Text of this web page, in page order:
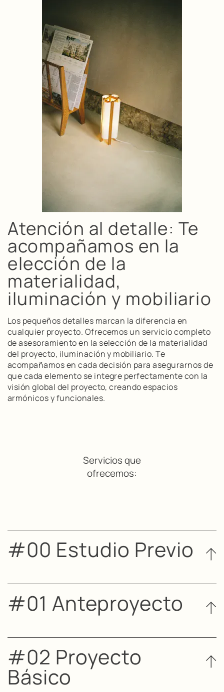
Atención al detalle: Te
acompañamos en la
elección de la
materialidad,
iluminación y mobiliario
Los pequeños detalles marcan la diferencia en
cualquier proyecto. Ofrecemos un servicio completo
de asesoramiento en la selección de la materialidad
del proyecto, iluminación y mobiliario. Te
acompañamos en cada decisión para asegurarnos de
que cada elemento se integre perfectamente con la
visión global del proyecto, creando espacios
armónicos y funcionales.
Servicios que
ofrecemos:
#00 Estudio Previo
#01 Anteproyecto
#02 Proyecto
Básico